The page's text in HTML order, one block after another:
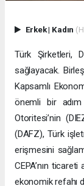
Erkek| Kadın
Türk Şirketleri,
sağlayacak.
Kapsamlı
önemli bir
Otoritesi’nin
(DAFZ), Türk
erişmesini
CEPA’nın
ekonomik refahı